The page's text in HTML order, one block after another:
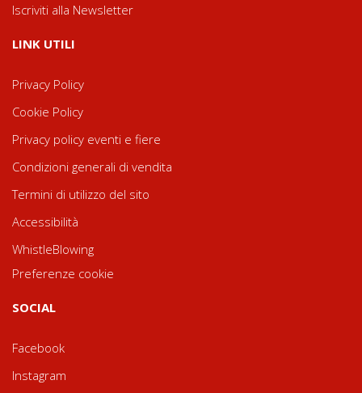
Iscriviti alla Newsletter
LINK UTILI
Privacy Policy
Cookie Policy
Privacy policy eventi e fiere
Condizioni generali di vendita
Termini di utilizzo del sito
Accessibilità
WhistleBlowing
Preferenze cookie
SOCIAL
Facebook
Instagram